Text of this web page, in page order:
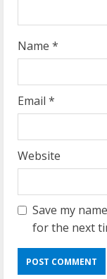
g
Name *
Email *
Website
Save my
for the next